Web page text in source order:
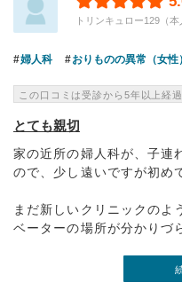
トリンキュロー129（
婦人科 おりものの異常（女性）
この口コミは受診から5年以上経
とても親切
家の近所の婦人科が、子連
ので、少し遠いですが初め
まだ新しいクリニックのよ
ベーターの場所が分かりづ